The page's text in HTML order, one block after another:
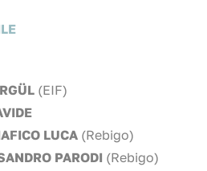
(EIF)
LUCA (Rebigo)
PARODI (Rebigo)